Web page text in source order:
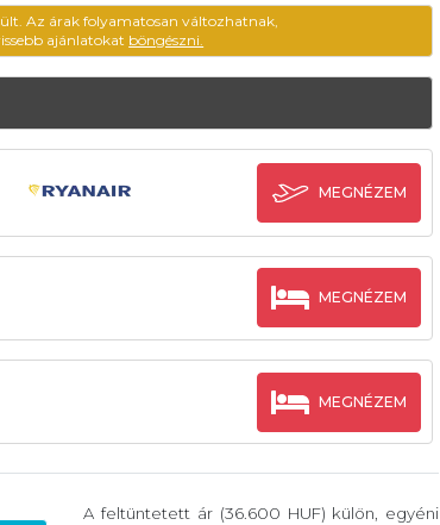
Az árak folyamatosan változhatnak,
ajánlatokat böngészni.
MEGNÉZEM
MEGNÉZEM
MEGNÉZEM
A feltüntetett ár (36.600 HUF) külön, egyéni